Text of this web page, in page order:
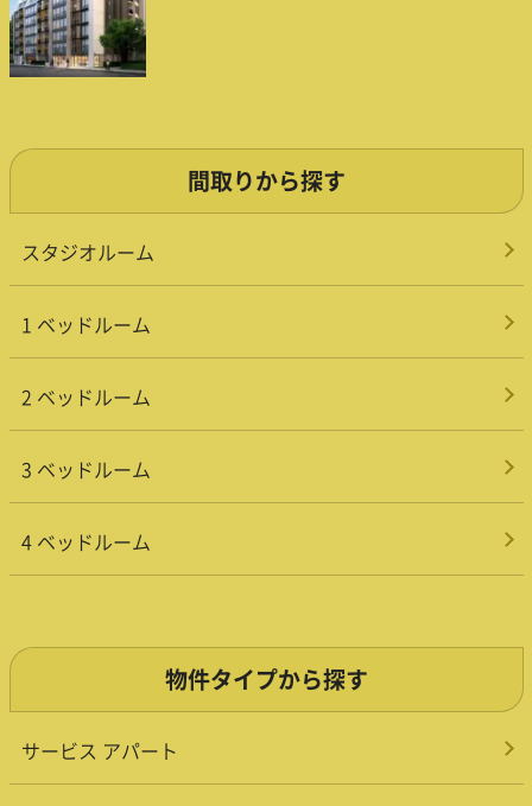
間取りから探す
スタジオルーム
1 ベッドルーム
2 ベッドルーム
3 ベッドルーム
4 ベッドルーム
物件タイプから探す
サービス アパート